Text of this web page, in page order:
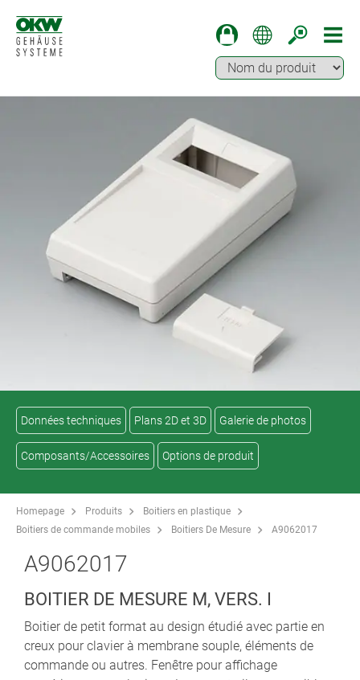
Données techniques Plans 2D et 3D Galerie de photos
Composants/Accessoires Options de produit
Homepage Produits
Boitiers en plastique
Boitiers de commande mobiles
Boitiers De Mesure A9062017
A9062017
BOITIER DE MESURE M, VERS. I
Boitier de petit format au design étudié avec partie en
creux pour clavier à membrane souple, éléments de
commande ou autres. Fenêtre pour affichage